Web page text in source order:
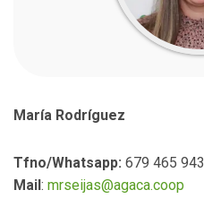
María Rodríguez
Tfno/Whatsapp: 679 465 943
Mail: mrseijas@agaca.coop